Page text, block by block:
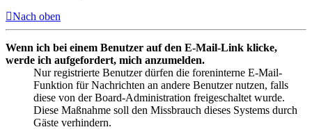
Nach oben
Wenn ich bei einem Benutzer auf den E-Mail-Link klicke,
werde ich aufgefordert, mich anzumelden.
Nur registrierte Benutzer dürfen die foreninterne E-Mail-
Funktion für Nachrichten an andere Benutzer nutzen, falls
diese von der Board-Administration freigeschaltet wurde.
Diese Maßnahme soll den Missbrauch dieses Systems durch
Gäste verhindern.